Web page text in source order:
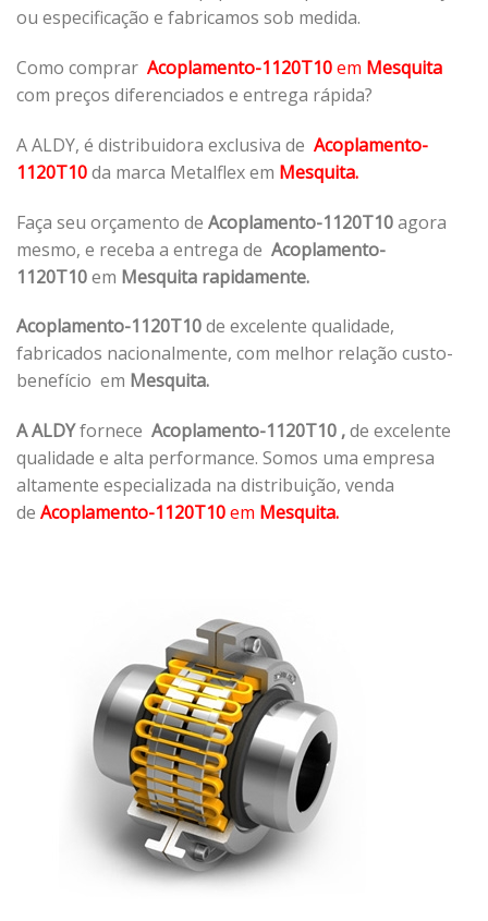
ou especificação e fabricamos sob medida.
Como comprar Acoplamento-1120T10em Mesquita
com preços diferenciados e entrega rápida?
A ALDY, é distribuidora exclusiva de Acoplamento-
1120T10da marca Metalflex em Mesquita.
Faça seu orçamento de Acoplamento-1120T10agora
mesmo, e receba a entrega de Acoplamento-
1120T10em Mesquita rapidamente.
Acoplamento-1120T10de excelente qualidade,
fabricados nacionalmente, com melhor relação custo-
benefício em Mesquita.
A ALDYfornece Acoplamento-1120T10 ,de excelente
qualidade e alta performance. Somos uma empresa
altamente especializada na distribuição, venda
de Acoplamento-1120T10em Mesquita.